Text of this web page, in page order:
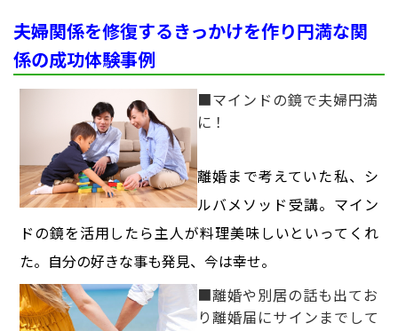
夫婦関係を修復するきっかけを作り円満な関
係の成功体験事例
■マインドの鏡で夫婦円満
に！
離婚まで考えていた私、シ
ルバメソッド受講。マイン
ドの鏡を活用したら主人が料理美味しいといってくれ
た。自分の好きな事も発見、今は幸せ。
■離婚や別居の話も出てお
り離婚届にサインまでして